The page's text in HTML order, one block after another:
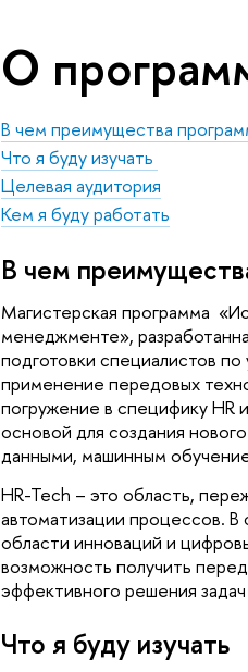
О
В чем преимущества
Что я буду изучать
Целевая аудитория
Кем я буду работать
В чем
Магистерская программа  «
менеджменте»,
подготовки специалистов
применение передовых
погружение в специфику HR
основой для создания
данными, машинным
HR-Tech – это область,
автоматизации процессов.
области инноваций и
возможность получить
эффективного решения
Что я буду изучать